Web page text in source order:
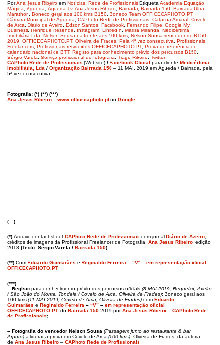
PorAna Jesus Ribeiro em Notícias Rede de Profissionais Etiqueta Academia Equação
Mágica
Águeda Águeda Tv, Ana Jesus Ribeiro Bairrada Bairrada 150 Bairrada Ultra
Marathon
Boneco geral aos 100 kms B150 Boneco Team OFFICECAPHOTO.PT,
Câmara Municipal de Águeda
CAPhoto Rede de Profissionais Catarina Amaral Covelo
de Arca
Diário de Aveiro Edson Santos Facebook Fernando Filipe
Google My
Business Henrique Resende Instagram LinkedIn Marisa Miranda
Medicértima
Imobiliária Lda
Nelson Sousa na frente aos 100 kms Nelson Sousa vencedor do B150
2019
OFFICECAPHOTO.PT, Oliveira de Frades Pela 4ª vez consecutiva
Profissionais
Freelancers Profissionais residentes OFFICECAPHOTO.PT, Prova de referência do
calendário nacional de BTT, Registo para conhecimento prévio dos percursos B150
Sérgio Varela
Serviço profissional de fotografia Tiago Ribeiro Twitter
CAPhoto Rede de Profissionais (Website) / Facebook Oficial para cliente Medicértima
Imobiliária, Lda / Organização Bairrada 150 – 11 MAI. 2019 em Águeda / Bairrada, pela
5ª vez consecutiva.
Fotografia: (*) (**) (***)
Ana Jesus Ribeiro – www.officecaphoto.pt no Google
(…)
(*) Arquivo contact sheet CAPhoto Rede de Profissionais com jornal Diário de Aveiro
créditos de imagens da Profissional Freelancer de Fotografia, Ana Jesus Ribeiro , edição
2018 (Texto: Sérgio Varela / Bairrada 150)
(**) Com Eduardo Guimarães e Reginaldo Ferreira – “V” – em representação oficial
OFFICECAPHOTO.PT
(***)
– Registo para conhecimento prévio dos percursos oficiais (8 MAI.2019; Requeixo, Aveiro
/ São João do Monte, Tondela / Covelo de Arca, Oliveira de Frades); Boneco geral aos
100 kms (11 MAI.2019; Covelo de Arca, Oliveira de Frades) com Eduardo
Guimarães e Reginaldo Ferreira – “V” – em representação oficial
OFFICECAPHOTO.PT, do Bairrada 150 2019 porAna Jesus Ribeiro – CAPhoto Rede
de Profissionais;
– Fotografia do vencedor Nelson Sousa (Passagem junto ao restaurante & bar
Arpuro) a liderar a prova em Covelo de Arca (100 kms) , Oliveira de Frades, da autoria
de Ana Jesus Ribeiro – CAPhoto Rede de Profissionais